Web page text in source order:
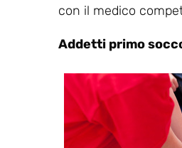
con il medico
Addetti primo